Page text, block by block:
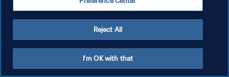
Reject All
I'm OK with that